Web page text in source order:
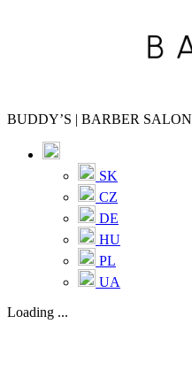
BUDDY’S | BARBER SALON
SK
CZ
DE
HU
PL
UA
Loading ...